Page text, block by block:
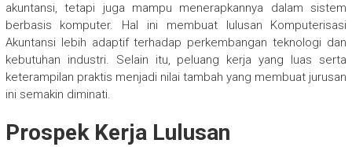
akuntansi, tetapi juga mampu menerapkannya dalam sistem
berbasis komputer. Hal ini membuat lulusan Komputerisasi
Akuntansi lebih adaptif terhadap perkembangan teknologi dan
kebutuhan industri. Selain itu, peluang kerja yang luas serta
keterampilan praktis menjadi nilai tambah yang membuat jurusan
ini semakin diminati.
Prospek Kerja Lulusan